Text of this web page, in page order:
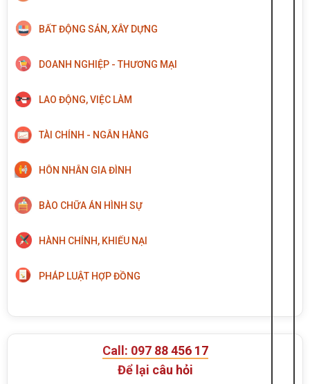
BẤT ĐỘNG SẢN, XÂY DỰNG
DOANH NGHIỆP - THƯƠNG MẠI
LAO ĐỘNG, VIỆC LÀM
TÀI CHÍNH - NGÂN HÀNG
HÔN NHÂN GIA ĐÌNH
BÀO CHỮA ÁN HÌNH SỰ
HÀNH CHÍNH, KHIẾU NẠI
PHÁP LUẬT HỢP ĐỒNG
Call: 097 88 456 17
Để lại câu hỏi